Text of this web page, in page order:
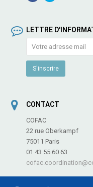
LETTRE
CONTACT
COFAC
22 rue Oberkampf
75011 Paris
01 43 55 60 63